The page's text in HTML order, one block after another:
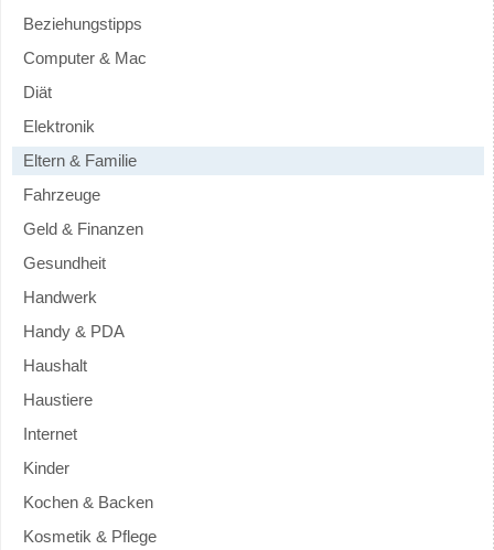
Beziehungstipps
Computer & Mac
Diät
Elektronik
Eltern & Familie
Fahrzeuge
Geld & Finanzen
Gesundheit
Handwerk
Handy & PDA
Haushalt
Haustiere
Internet
Kinder
Kochen & Backen
Kosmetik & Pflege